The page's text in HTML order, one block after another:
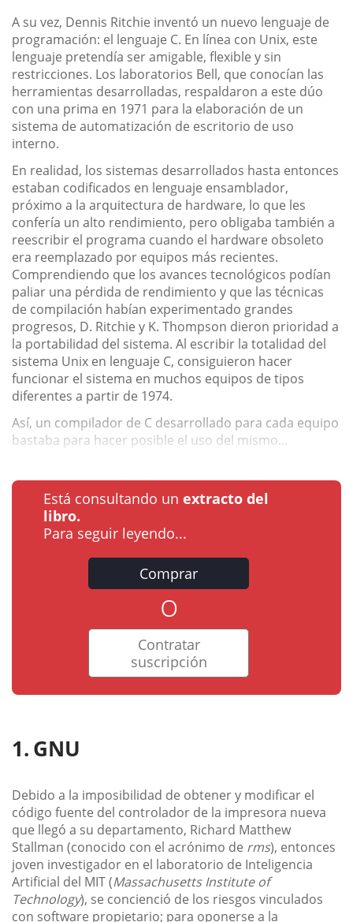
A su vez, Dennis Ritchie inventó un nuevo lenguaje de
programación: el lenguaje C. En línea con Unix, este
lenguaje pretendía ser amigable, flexible y sin
restricciones. Los laboratorios Bell, que conocían las
herramientas desarrolladas, respaldaron a este dúo
con una prima en 1971 para la elaboración de un
sistema de automatización de escritorio de uso
interno.
En realidad, los sistemas desarrollados hasta entonces
estaban codificados en lenguaje ensamblador,
próximo a la arquitectura de hardware, lo que les
confería un alto rendimiento, pero obligaba también a
reescribir el programa cuando el hardware obsoleto
era reemplazado por equipos más recientes.
Comprendiendo que los avances tecnológicos podían
paliar una pérdida de rendimiento y que las técnicas
de compilación habían experimentado grandes
progresos, D. Ritchie y K. Thompson dieron prioridad a
la portabilidad del sistema. Al escribir la totalidad del
sistema Unix en lenguaje C, consiguieron hacer
funcionar el sistema en muchos equipos de tipos
diferentes a partir de 1974.
Así, un compilador de C desarrollado para cada equipo
bastaba para hacer posible el uso del mismo...
Está consultando un extracto del
libro.
Para seguir leyendo...
Comprar
o
Contratar
suscripción
GNU
Debido a la imposibilidad de obtener y modificar el
código fuente del controlador de la impresora nueva
que llegó a su departamento, Richard Matthew
Stallman (conocido con el acrónimo de rms), entonces
joven investigador en el laboratorio de Inteligencia
Artificial del MIT (Massachusetts Institute of
Technology), se concienció de los riesgos vinculados
con software propietario; para oponerse a la